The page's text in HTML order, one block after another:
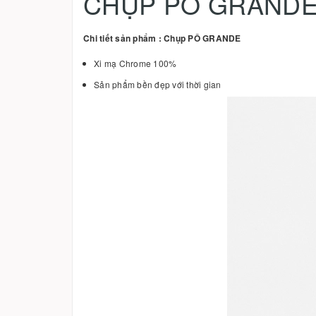
Chi tiết sản phẩm : Chụp PÔ GRANDE
Xi mạ Chrome 100%
Sản phẩm bền đẹp với thời gian